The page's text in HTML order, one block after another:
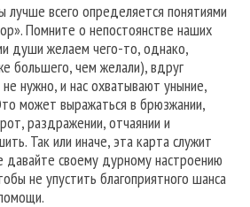
лучше всего определяется понятиями
Помните о непостоянстве наших
души желаем чего-то, однако,
большего, чем желали), вдруг
нужно, и нас охватывают уныние,
может выражаться в брюзжании,
раздражении, отчаянии и
Так или иначе, эта карта служит
своему дурному настроению
не упустить благоприятного шанса